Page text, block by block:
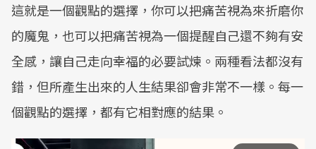
這就是一個觀點的選擇，你可以把痛苦視為來折磨你
的魔鬼，也可以把痛苦視為一個提醒自己還不夠有安
全感，讓自己走向幸福的必要試煉。兩種看法都沒有
錯，但所產生出來的人生結果卻會非常不一樣。每一
個觀點的選擇，都有它相對應的結果。